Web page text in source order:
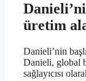
üretim
Danieli’nin
Danieli, global
sağlayıcısı